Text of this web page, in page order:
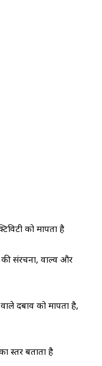
को मापता है
की संरचना, वाल्व और
दबाव को मापता है,
स्तर बताता है